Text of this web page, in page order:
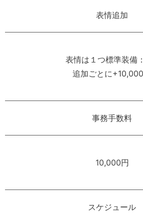
表情追加
表情は１つ標準装備
追加ごとに
事務手数料
10,000円
スケジュール